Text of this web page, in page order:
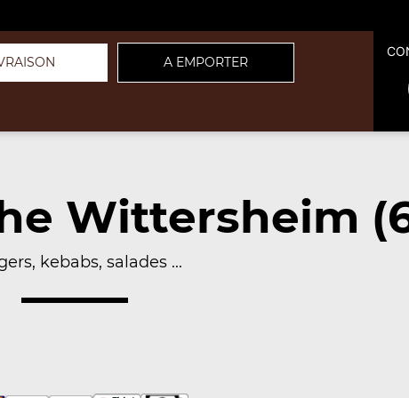
A EMPORTER
Wittersheim
kebabs, salades ...